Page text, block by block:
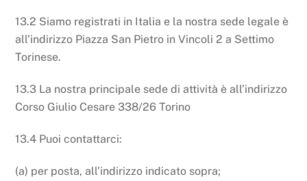
13.2 Siamo registrati in Italia e la nostra sede legale è
all’indirizzo Piazza San Pietro in Vincoli 2 a Settimo
Torinese.
13.3 La nostra principale sede di attività è all’indirizzo
Corso Giulio Cesare 338/26 Torino
13.4 Puoi contattarci:
(a) per posta, all’indirizzo indicato sopra;